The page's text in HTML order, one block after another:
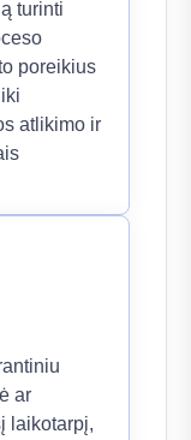
turinti
poreikius
atlikimo ir
ar
laikotarpį,